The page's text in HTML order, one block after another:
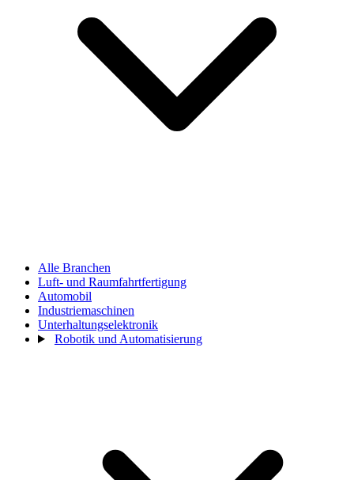
Alle Branchen
Luft- und Raumfahrtfertigung
Automobil
Industriemaschinen
Unterhaltungselektronik
Robotik und Automatisierung